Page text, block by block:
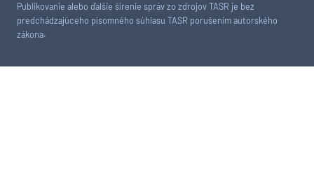
Publikovanie alebo ďalšie šírenie správ zo zdrojov TASR je bez
predchádzajúceho písomného súhlasu TASR porušením autorského
zákona.